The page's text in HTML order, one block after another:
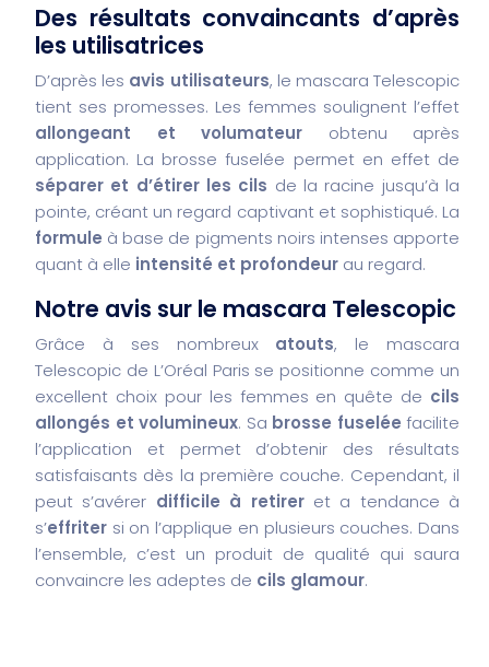
Des résultats convaincants d’après
les utilisatrices
D’après les avis utilisateurs, le mascara Telescopic
tient ses promesses. Les femmes soulignent l’effet
allongeant et volumateur obtenu après
application. La brosse fuselée permet en effet de
séparer et d’étirer les cils de la racine jusqu’à la
pointe, créant un regard captivant et sophistiqué. La
formule à base de pigments noirs intenses apporte
quant à elle intensité et profondeur au regard.
Notre avis sur le mascara Telescopic
Grâce à ses nombreux atouts, le mascara
Telescopic de L’Oréal Paris se positionne comme un
excellent choix pour les femmes en quête de cils
allongés et volumineux. Sa brosse fuselée facilite
l’application et permet d’obtenir des résultats
satisfaisants dès la première couche. Cependant, il
peut s’avérer difficile à retireret a tendance à
s’effriter si on l’applique en plusieurs couches. Dans
l’ensemble, c’est un produit de qualité qui saura
convaincre les adeptes de cils glamour.